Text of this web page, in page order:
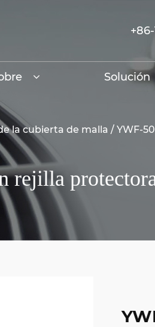
Solución
la cubierta de malla / YWF-
rejilla